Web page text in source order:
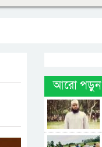
আরো পড়ুন